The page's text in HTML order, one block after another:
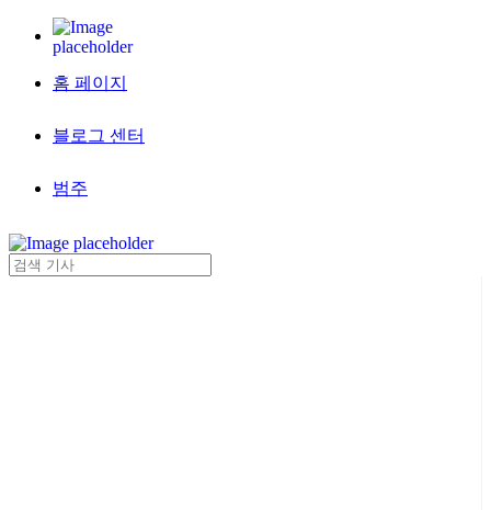
홈 페이지
블로그 센터
범주